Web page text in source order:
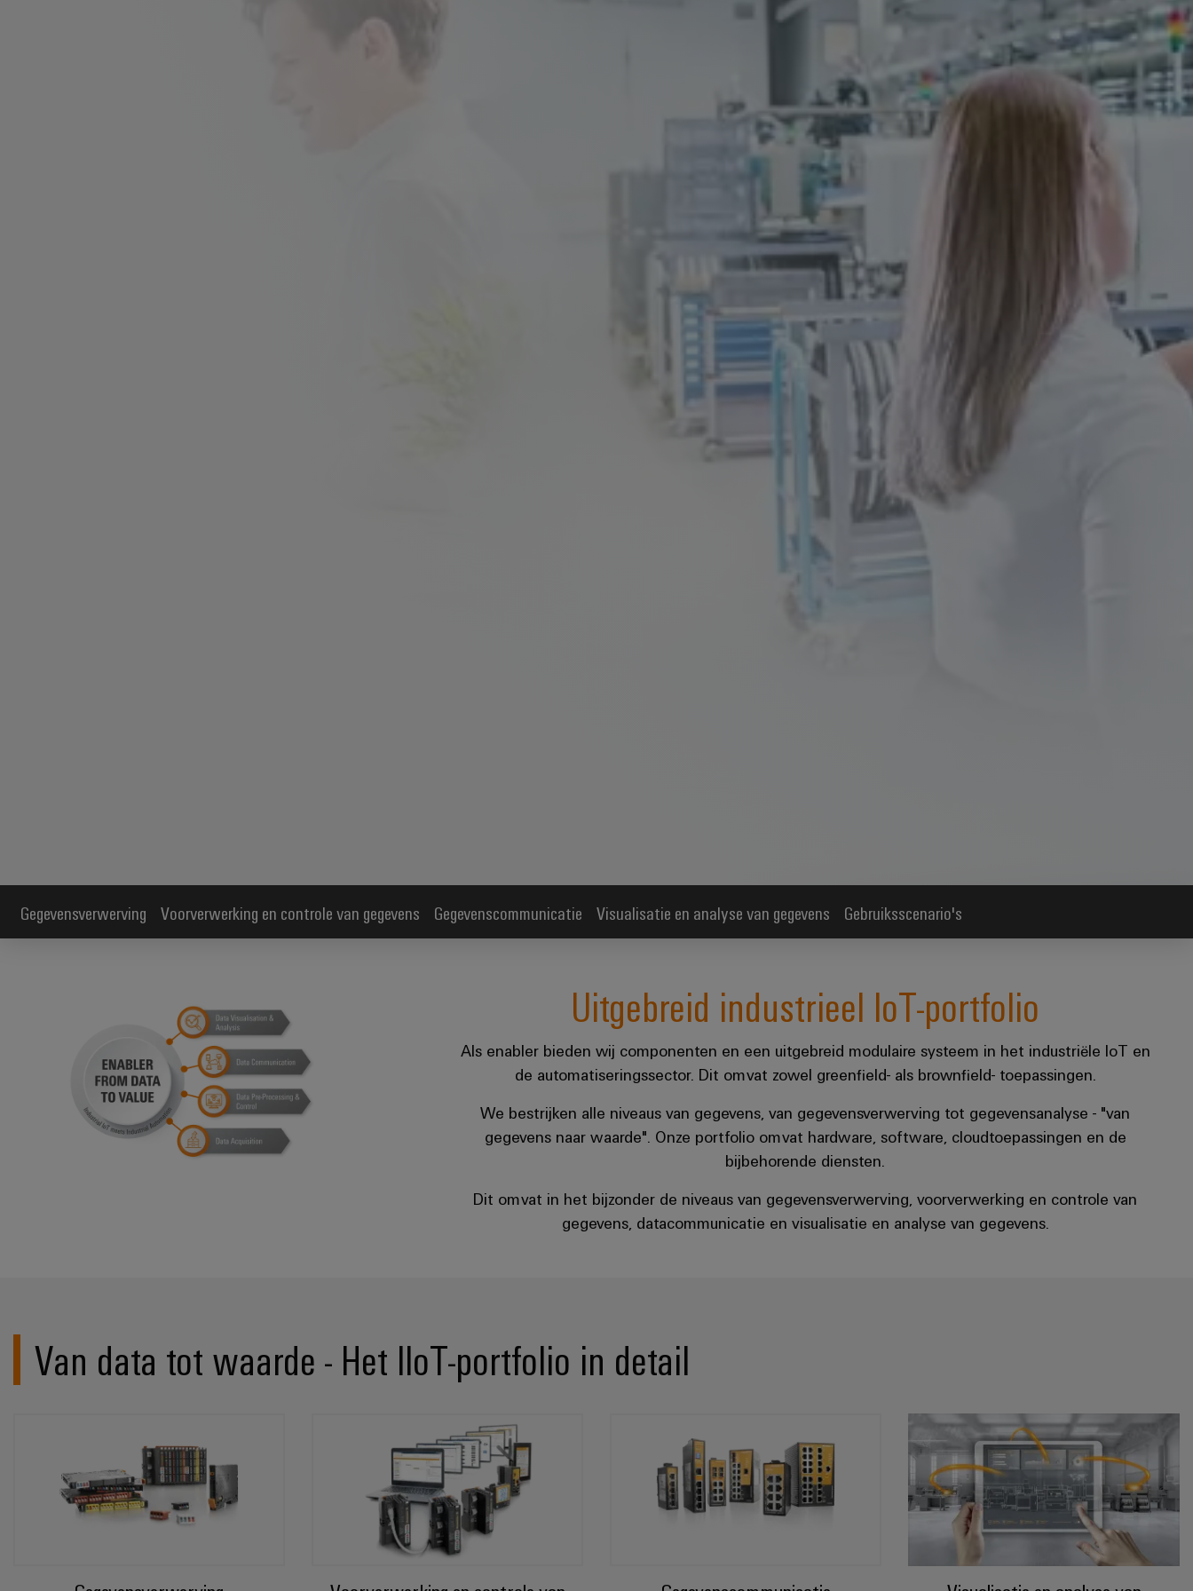
Gegevensverwerving Voorverwerking en controle van gegevens Gegevenscommunicatie Visualisatie en analyse van gegevens Gebruiksscenario's
Uitgebreid industrieel IoT-portfolio
Als enabler bieden wij componenten en een uitgebreid modulaire systeem in het industriële IoT en
de automatiseringssector. Dit omvat zowel greenfield- als brownfield- toepassingen.
We bestrijken alle niveaus van gegevens, van gegevensverwerving tot gegevensanalyse - "van
gegevens naar waarde". Onze portfolio omvat hardware, software, cloudtoepassingen en de
bijbehorende diensten.
Dit omvat in het bijzonder de niveaus van gegevensverwerving, voorverwerking en controle van
gegevens, datacommunicatie en visualisatie en analyse van gegevens.
Van data tot waarde - Het IIoT-portfolio in detail